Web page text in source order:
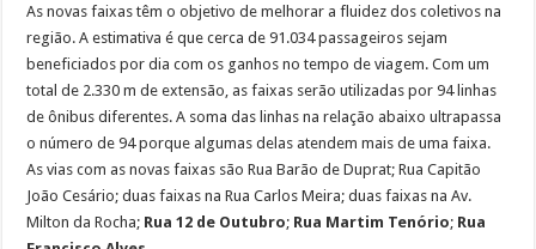
As novas faixas têm o objetivo de melhorar a fluidez dos coletivos na
região. A estimativa é que cerca de 91.034 passageiros sejam
beneficiados por dia com os ganhos no tempo de viagem. Com um
total de 2.330 m de extensão, as faixas serão utilizadas por 94 linhas
de ônibus diferentes. A soma das linhas na relação abaixo ultrapassa
o número de 94 porque algumas delas atendem mais de uma faixa.
As vias com as novas faixas são Rua Barão de Duprat; Rua Capitão
João Cesário; duas faixas na Rua Carlos Meira; duas faixas na Av.
Milton da Rocha; Rua 12 de Outubro; Rua Martim Tenório; Rua